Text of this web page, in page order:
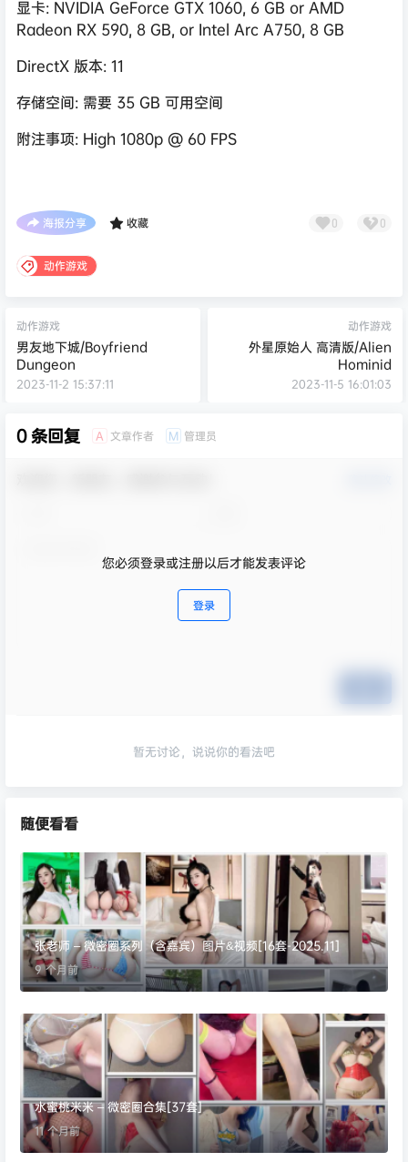
显卡: NVIDIA GeForce GTX 1060, 6 GB or AMD
Radeon RX 590, 8 GB, or Intel Arc A750, 8 GB
DirectX 版本: 11
存储空间: 需要 35 GB 可用空间
附注事项: High 1080p @ 60 FPS
海报分享 收藏 0 0
动作游戏
动作游戏
男友地下城/Boyfriend
Dungeon
2023-11-2 15:37:11
动作游戏
外星原始人 高清版/Alien
Hominid
2023-11-5 16:01:03
0 条回复 A 文章作者 M 管理员
您必须登录或注册以后才能发表评论
登录
暂无讨论，说说你的看法吧
随便看看
张老师 – 微密圈系列（含嘉宾）图片&视频[16套-2025.11]
9 个月前
水蜜桃米米 – 微密圈合集[37套]
11 个月前